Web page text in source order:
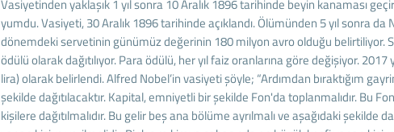
Vasiyetinden yaklaşık 1 yıl sonra 10 Aralık 1896 tarihinde beyin kanaması
yumdu. Vasiyeti, 30 Aralık 1896 tarihinde açıklandı. Ölümünden 5 yıl sonra
dönemdeki servetinin günümüz değerinin 180 milyon avro olduğu belirtiliyor.
ödülü olarak dağıtılıyor. Para ödülü, her yıl faiz oranlarına göre değişiyor.
lira) olarak belirlendi. Alfred Nobel’in vasiyeti şöyle; “Ardımdan bıraktığım
şekilde dağıtılacaktır. Kapital, emniyetli bir şekilde Fon'da toplanmalıdır. Bu
kişilere dağıtılmalıdır. Bu gelir beş ana bölüme ayrılmalı ve aşağıdaki şekilde